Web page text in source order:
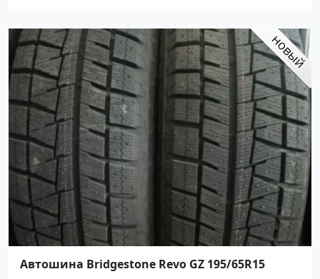
Автошина Bridgestone Revo GZ 195/65R15